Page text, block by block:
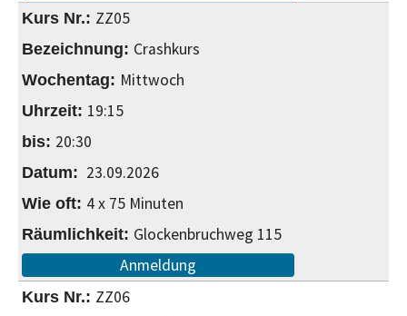
ZZ05
Crashkurs
Mittwoch
19:15
20:30
23.09.2026
4 x 75 Minuten
Glockenbruchweg 115
Anmeldung
ZZ06